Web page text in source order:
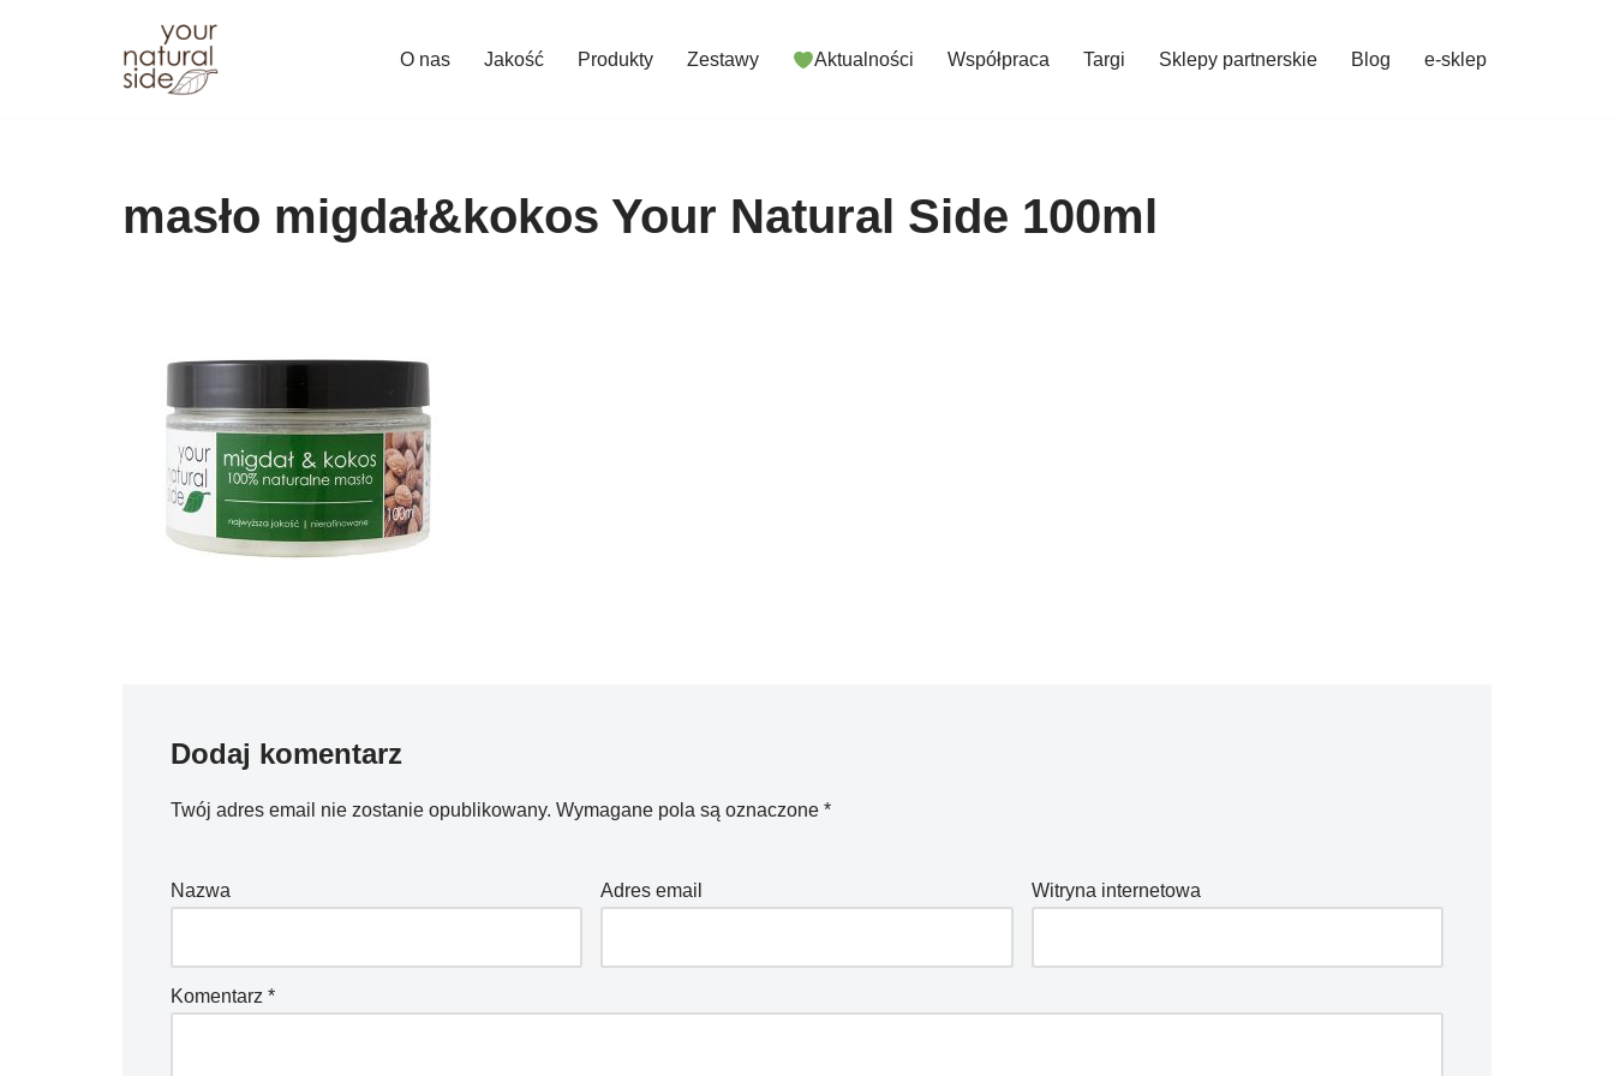
O nas Jakość Produkty Zestawy Aktualności Współpraca Targi Sklepy partnerskie Blog e-sklep
masło migdał&kokos Your Natural Side 100ml
Dodaj komentarz
Twój adres email nie zostanie opublikowany. Wymagane pola są oznaczone *
Nazwa Adres email Witryna internetowa
Komentarz *